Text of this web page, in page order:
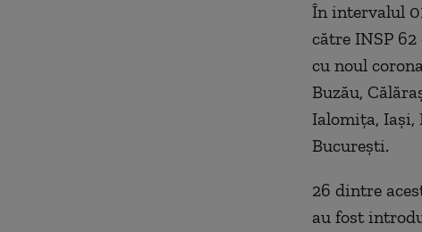
În intervalul
către INSP
cu noul
Buzău,
Ialomița,
București.
26 dintre
au fost